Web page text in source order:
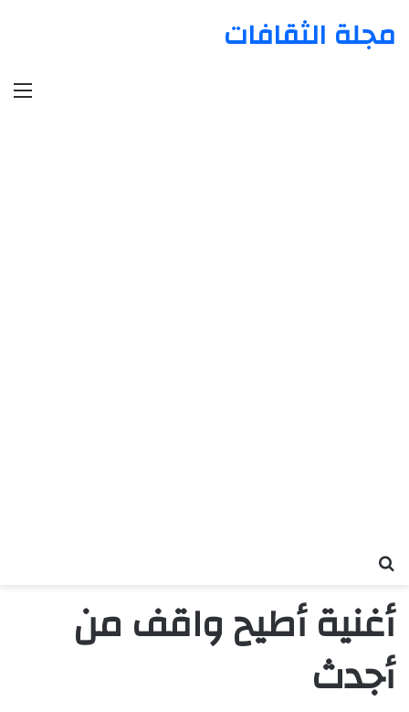
مجلة الثقافات
أغنية أطيح واقف من
أجدث